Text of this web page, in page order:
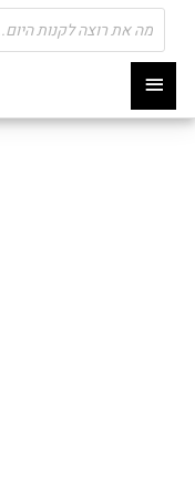
תפריט
ראשי
Products
search